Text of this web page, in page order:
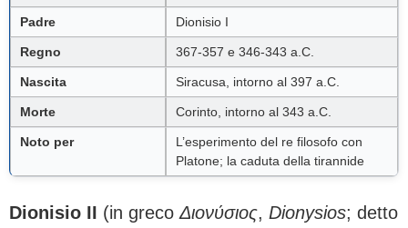
Padre Dionisio I
Regno 367-357 e 346-343 a.C.
Nascita Siracusa, intorno al 397 a.C.
Morte Corinto, intorno al 343 a.C.
Noto per
L’esperimento del re filosofo con
Platone; la caduta della tirannide
Dionisio II (in greco Διονύσιος, Dionysios; detto